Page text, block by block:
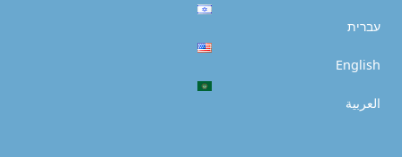
עברית
English
العربية